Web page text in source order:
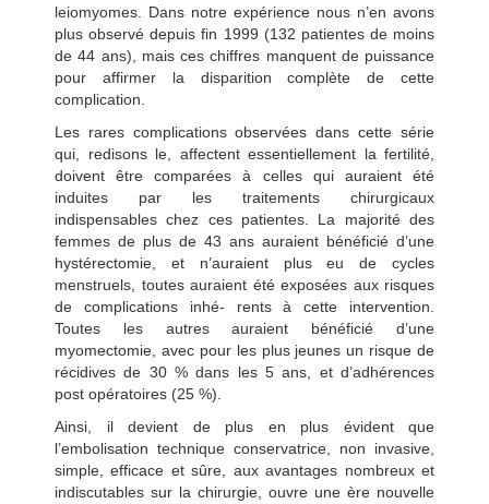
leiomyomes. Dans notre expérience nous n’en avons
plus observé depuis fin 1999 (132 patientes de moins
de 44 ans), mais ces chiffres manquent de puissance
pour affirmer la disparition complète de cette
complication.
Les rares complications observées dans cette série
qui, redisons le, affectent essentiellement la fertilité,
doivent être comparées à celles qui auraient été
induites par les traitements chirurgicaux
indispensables chez ces patientes. La majorité des
femmes de plus de 43 ans auraient bénéficié d’une
hystérectomie, et n’auraient plus eu de cycles
menstruels, toutes auraient été exposées aux risques
de complications inhé- rents à cette intervention.
Toutes les autres auraient bénéficié d’une
myomectomie, avec pour les plus jeunes un risque de
récidives de 30 % dans les 5 ans, et d’adhérences
post opératoires (25 %).
Ainsi, il devient de plus en plus évident que
l’embolisation technique conservatrice, non invasive,
simple, efficace et sûre, aux avantages nombreux et
indiscutables sur la chirurgie, ouvre une ère nouvelle